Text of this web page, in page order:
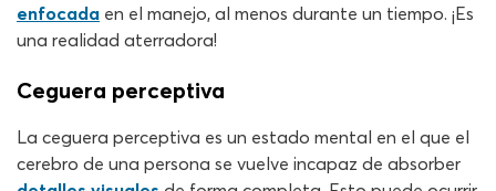
enfocada en el manejo, al menos durante un tiempo. ¡Es
una realidad aterradora!
Ceguera perceptiva
La ceguera perceptiva es un estado mental en el que el
cerebro de una persona se vuelve incapaz de absorber